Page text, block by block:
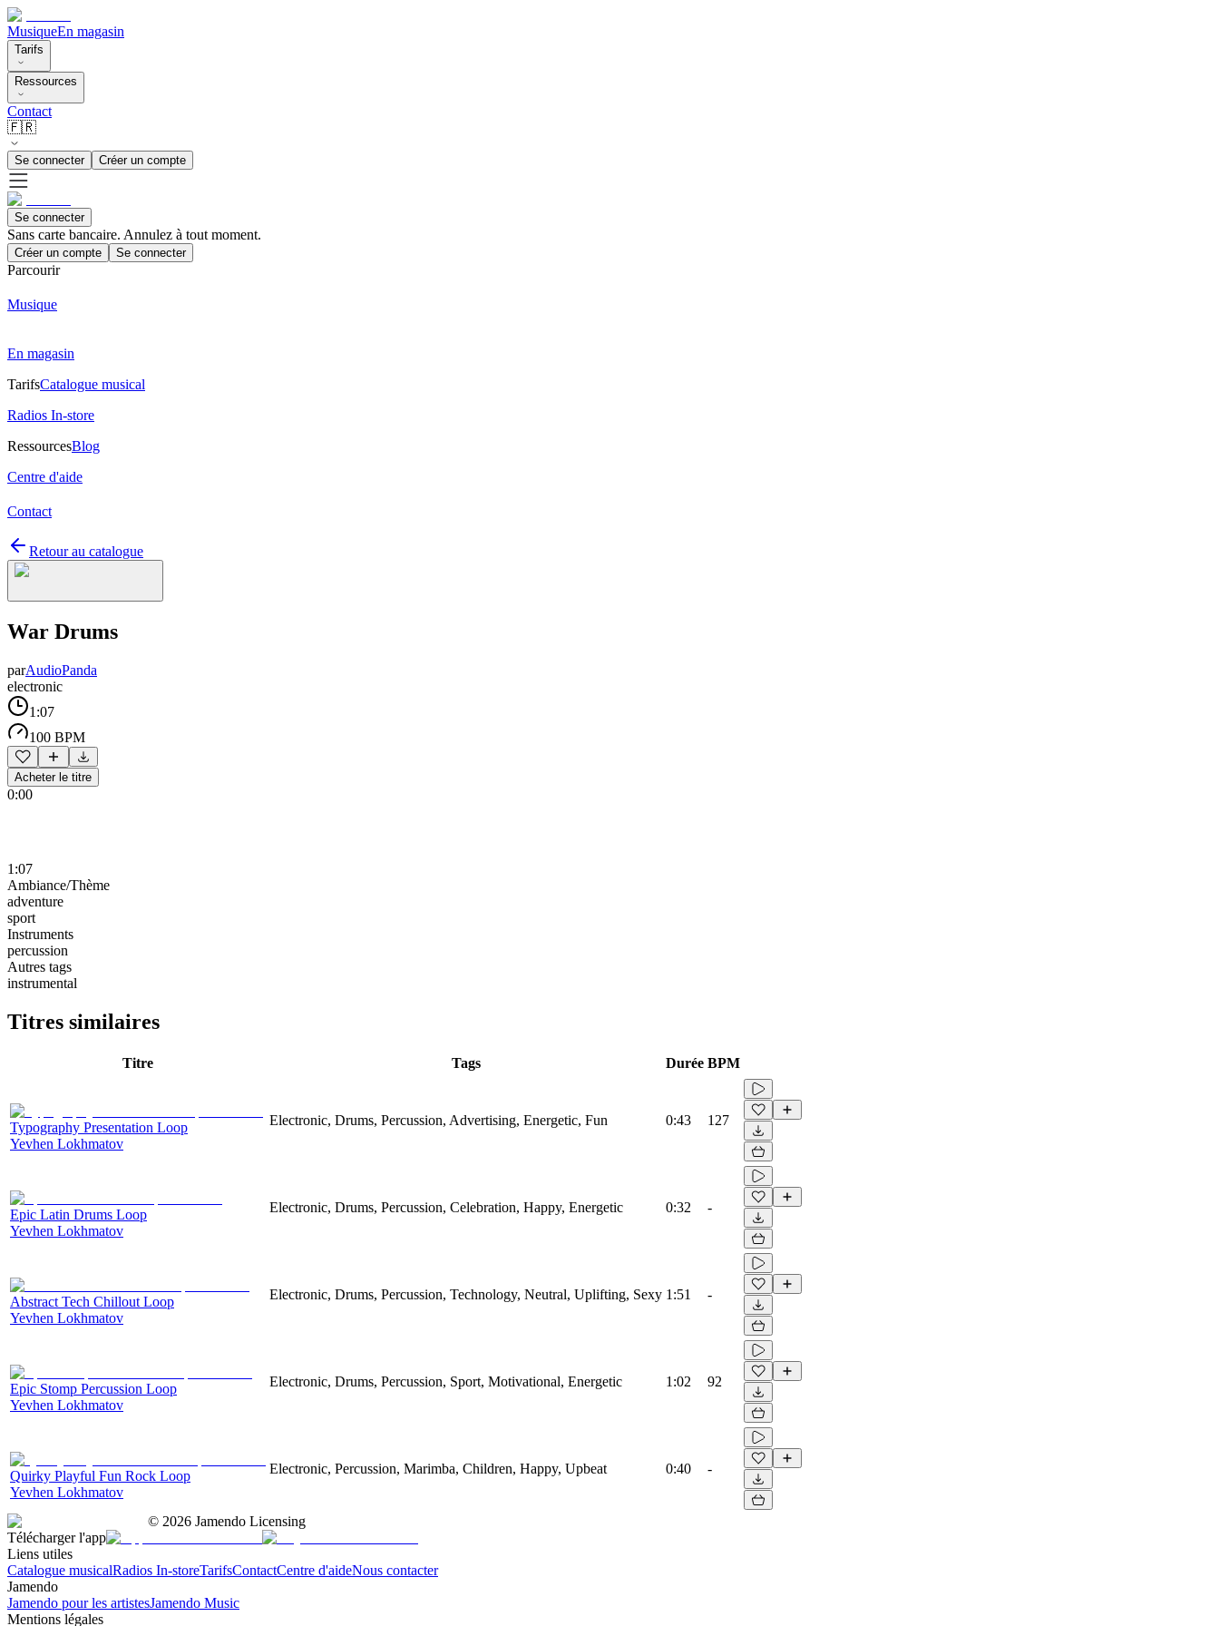
MusiqueEn magasin
Tarifs
Ressources
Contact
🇫🇷
Se connecter Créer un compte
Se connecter
Sans carte bancaire. Annulez à tout moment.
Créer un compte Se connecter
Parcourir
Musique
En magasin
TarifsCatalogue musical
Radios In-store
RessourcesBlog
Centre d'aide
Contact
Retour au catalogue
War Drums
parAudioPanda
electronic
1:07
100 BPM
Acheter le titre
0:00
1:07
Ambiance/Thème
adventure
sport
Instruments
percussion
Autres tags
instrumental
Titres similaires
Titre Tags Durée BPM
Typography Presentation Loop
Yevhen Lokhmatov
Electronic, Drums, Percussion, Advertising, Energetic, Fun 0:43 127
Epic Latin Drums Loop
Yevhen Lokhmatov
Electronic, Drums, Percussion, Celebration, Happy, Energetic 0:32 -
Abstract Tech Chillout Loop
Yevhen Lokhmatov
Electronic, Drums, Percussion, Technology, Neutral, Uplifting, Sexy 1:51 -
Epic Stomp Percussion Loop
Yevhen Lokhmatov
Electronic, Drums, Percussion, Sport, Motivational, Energetic 1:02 92
Quirky Playful Fun Rock Loop
Yevhen Lokhmatov
Electronic, Percussion, Marimba, Children, Happy, Upbeat 0:40 -
© 2026 Jamendo Licensing
Télécharger l'app
Liens utiles
Catalogue musicalRadios In-storeTarifsContactCentre d'aideNous contacter
Jamendo
Jamendo pour les artistesJamendo Music
Mentions légales